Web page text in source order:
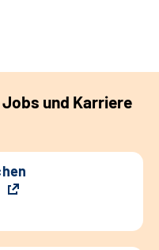
und Karriere